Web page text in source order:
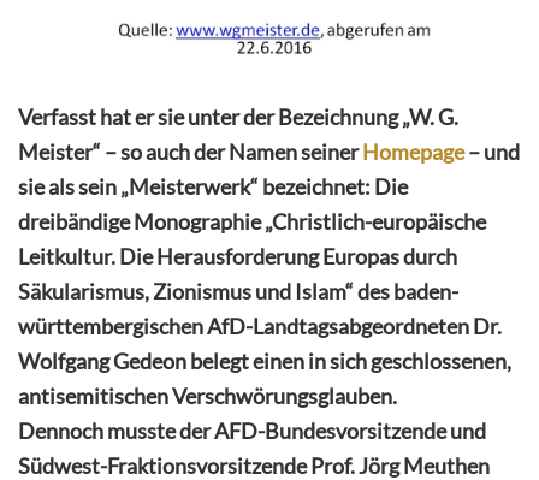
Verfasst hat er sie unter der Bezeichnung „W. G.
Meister“ – so auch der Namen seinerHomepage– und
sie als sein „Meisterwerk“ bezeichnet: Die
dreibändige Monographie „Christlich-europäische
Leitkultur. Die Herausforderung Europas durch
Säkularismus, Zionismus und Islam“ des baden-
württembergischen AfD-Landtagsabgeordneten Dr.
Wolfgang Gedeon belegt einen in sich geschlossenen,
antisemitischen Verschwörungsglauben.
Dennoch musste der AFD-Bundesvorsitzende und
Südwest-Fraktionsvorsitzende Prof. Jörg Meuthen